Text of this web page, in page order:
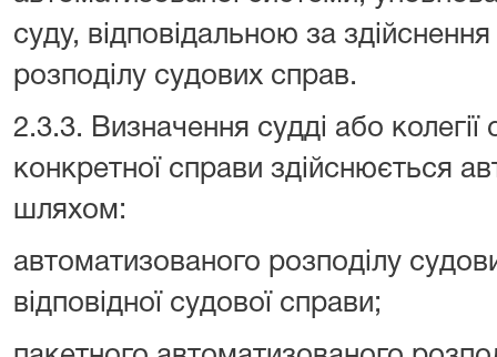
суду, відповідальною за
розподілу судових справ.
2.3.3. Визначення судді або колегії
конкретної справи здійснюється
шляхом:
автоматизованого розподілу
відповідної судової справи;